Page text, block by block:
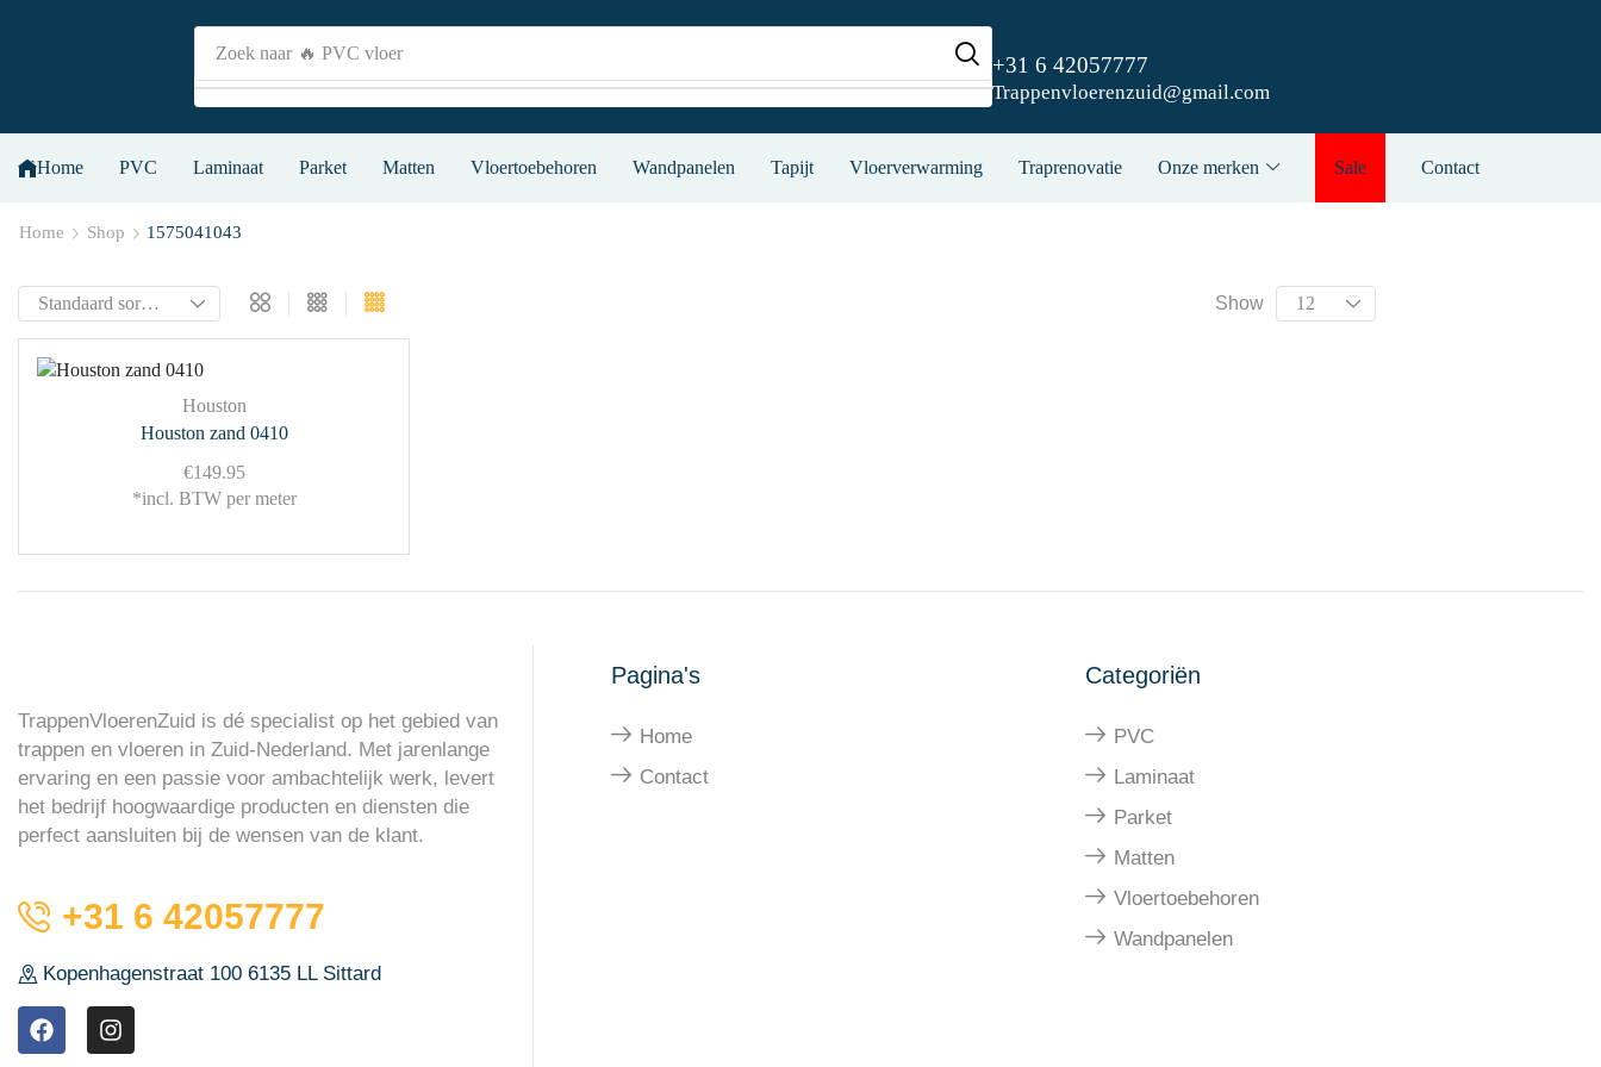
Zoek naar 🔥 PVC vloer +31 6 42057777
Trappenvloerenzuid@gmail.com
Home PVC Laminaat Parket Matten Vloertoebehoren Wandpanelen Tapijt Vloerverwarming Traprenovatie Onze merken Sale Contact
Home Shop 1575041043
Show
Houston
Houston zand 0410
€149.95
*incl. BTW per meter
TrappenVloerenZuid is dé specialist op het gebied van
trappen en vloeren in Zuid-Nederland. Met jarenlange
ervaring en een passie voor ambachtelijk werk, levert
het bedrijf hoogwaardige producten en diensten die
perfect aansluiten bij de wensen van de klant.
+31 6 42057777
Kopenhagenstraat 100 6135 LL Sittard
Pagina's
Home
Contact
Categoriën
PVC
Laminaat
Parket
Matten
Vloertoebehoren
Wandpanelen